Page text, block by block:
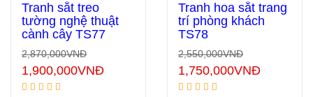
Tranh hoa sắt trang
trí phòng khách
TS78
2,550,000VNĐ
1,750,000VNĐ
Thêm vào giỏ hàng
Tranh sắt treo
tường nghệ thuật
cành cây TS77
2,870,000VNĐ
1,900,000VNĐ